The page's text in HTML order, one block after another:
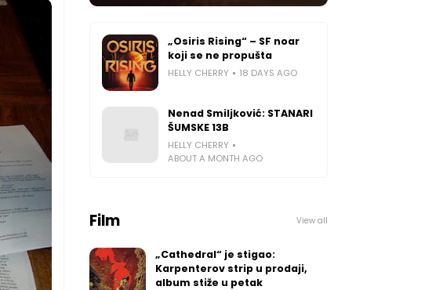
„Osiris Rising“ – SF noar
koji se ne propušta
HELLY CHERRY 18 DAYS AGO
Nenad Smiljković: STANARI
ŠUMSKE 13B
HELLY CHERRY
ABOUT A MONTH AGO
Film View all
„Cathedral“ je stigao:
Karpenterov strip u prodaji,
album stiže u petak